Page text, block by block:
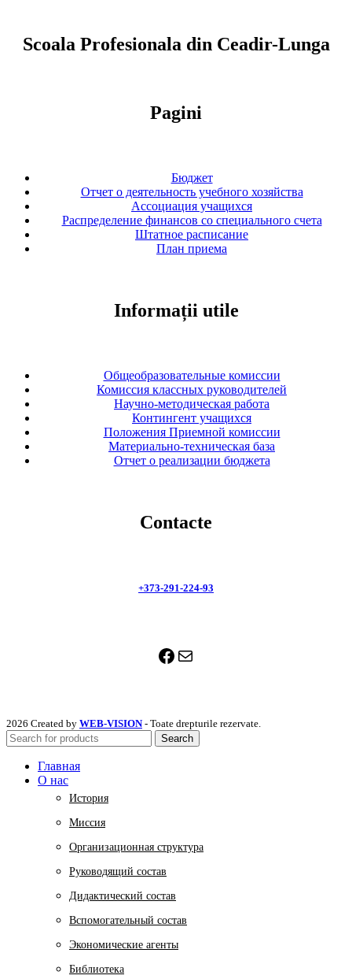
Scoala Profesionala din Ceadir-Lunga
Pagini
Бюджет
Отчет о деятельность учебного хозяйства
Ассоциация учащихся
Распределение финансов со специального счета
Штатное расписание
План приема
Informații utile
Общеобразовательные комиссии
Комиссия классных руководителей
Научно-методическая работа
Контингент учащихся
Положения Приемной комиссии
Материально-техническая база
Отчет о реализации бюджета
Contacte
+373-291-224-93
Facebook
Почта
2026 Created by WEB-VISION- Toate drepturile rezervate.
Search
Главная
О нас
История
Миссия
Организационная структура
Руководящий состав
Дидактический состав
Вспомогательный состав
Экономические агенты
Библиотека